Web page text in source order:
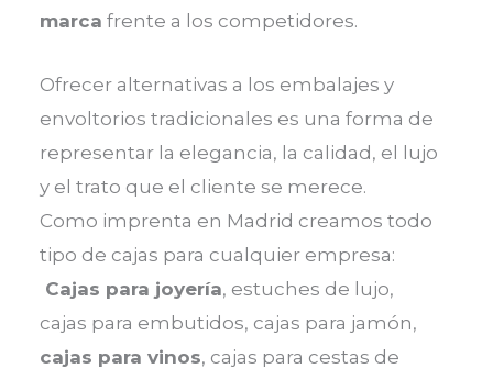
marca frente a los competidores.
Ofrecer alternativas a los embalajes y
envoltorios tradicionales es una forma de
representar la elegancia, la calidad, el lujo
y el trato que el cliente se merece.
Como imprenta en Madrid creamos todo
tipo de cajas para cualquier empresa:
Cajas para joyería, estuches de lujo,
cajas para embutidos, cajas para jamón,
cajas para vinos, cajas para cestas de